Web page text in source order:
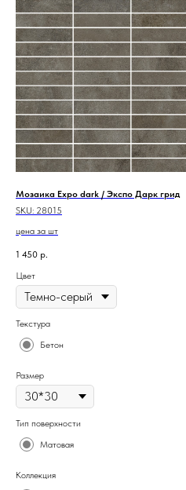
Мозаика Expo dark / Экспо Дарк грид
SKU: 28015
цена за шт
1 450 р.
Цвет
Текстура
Бетон
Размер
Тип поверхности
Матовая
Коллекция